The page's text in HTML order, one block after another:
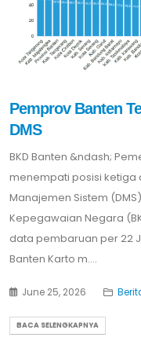
Pemprov Banten
DMS
BKD Banten &ndash;
menempati posisi
Manajemen Sistem
Kepegawaian Negara
data pembaruan per 22
Banten Karto m....
June 25, 2026
BACA SELENGKAPNYA